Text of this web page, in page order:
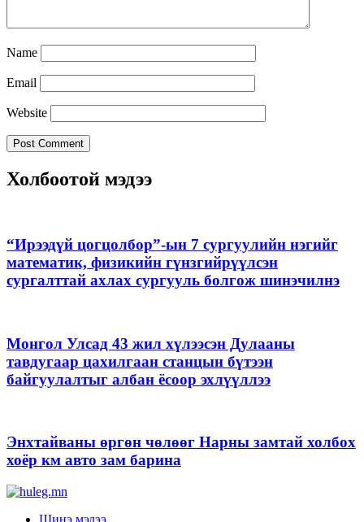
Name
Email
Website
Холбоотой мэдээ
“Ирээдүй цогцолбор”-ын 7 сургуулийн нэгийг
математик, физикийн гүнзгийрүүлсэн
сургалттай ахлах сургууль болгож шинэчилнэ
Монгол Улсад 43 жил хүлээсэн Дулааны
тавдугаар цахилгаан станцын бүтээн
байгуулалтыг албан ёсоор эхлүүллээ
Энхтайваны өргөн чөлөөг Нарны замтай холбох
хоёр км авто зам барина
Шинэ мэдээ